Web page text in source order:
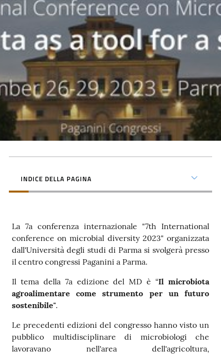
Seguici
su
INDICE DELLA PAGINA
La 7a conferenza internazionale "7th International
conference on microbial diversity 2023" organizzata
dall'Università degli studi di Parma si svolgerà presso
il centro congressi Paganini a Parma.
Il tema della 7a edizione del MD è “Il microbiota
agroalimentare come strumento per un futuro
sostenibile".
Le precedenti edizioni del congresso hanno visto un
pubblico multidisciplinare di microbiologi che
lavoravano nell'area dell'agricoltura,